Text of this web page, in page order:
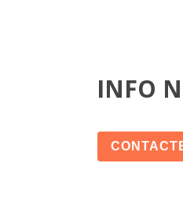
INFO